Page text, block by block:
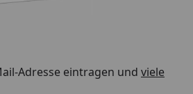
Adresse eintragen und viele